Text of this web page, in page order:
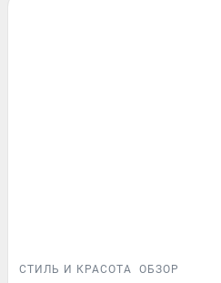
СТИЛЬ И КРАСОТА ОБЗОР